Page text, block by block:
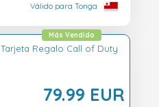
Válido para Tonga
Tarjeta Regalo Call of Duty
79.99 EUR
Más Vendido